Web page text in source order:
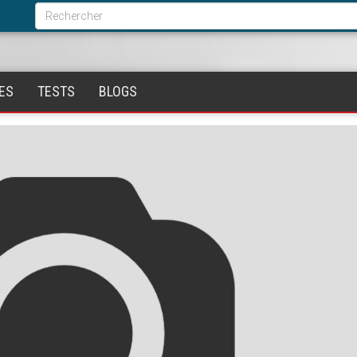
Formulaire
de
recherche
Rechercher
TESTS BLOGS